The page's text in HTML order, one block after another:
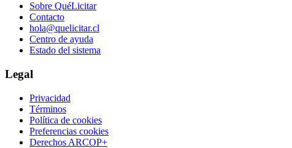
Sobre QuéLicitar
Contacto
hola@quelicitar.cl
Centro de ayuda
Estado del sistema
Legal
Privacidad
Términos
Política de cookies
Preferencias cookies
Derechos ARCOP+